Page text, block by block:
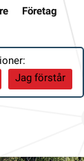
Företag
Jag förstår